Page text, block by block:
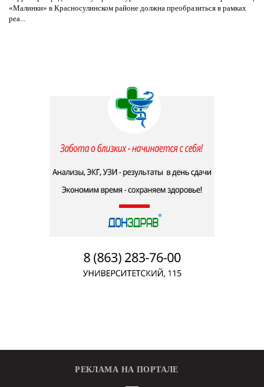
«Малинки» в Красносулинском районе должна преобразиться в рамках
реа...
РЕКЛАМА НА ПОРТАЛЕ